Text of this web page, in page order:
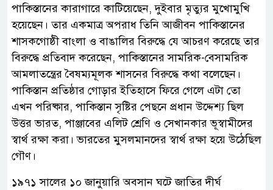
পাকিস্তানের কারাগারে কাটিয়েছেন, দুইবার মৃত্যুর মুখোমুখি
হয়েছেন। তার একমাত্র অপরাধ তিনি আজীবন পাকিস্তানের
শাসকগোষ্ঠী বাংলা ও বাঙালির বিরুদ্ধে যে আচরণ করেছে তার
বিরুদ্ধে প্রতিবাদ করেছেন, পাকিস্তানের সামরিক-বেসামরিক
আমলাতন্ত্রের বৈষম্যমূলক শাসনের বিরুদ্ধে কথা বলেছেন।
পাকিস্তান প্রতিষ্ঠার গোড়ার ইতিহাসে ফিরে গেলে এটা তো
এখন পরিষ্কার, পাকিস্তান সৃষ্টির পেছনে প্রধান উদ্দেশ্য ছিল
উত্তর ভারত, পাঞ্জাবের এলিট শ্রেণি ও সেখানকার ভূস্বামীদের
স্বার্থ রক্ষা করা। ভারতের মুসলমানদের স্বার্থ রক্ষা হয়ে উঠেছিল
গৌণ।
১৯৭১ সালের ১০ জানুয়ারি অবসান ঘটে জাতির দীর্ঘ